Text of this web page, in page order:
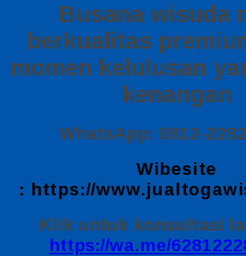
Busana wisuda
berkualitas
momen kelulusan
kenangan
WhatsApp: 0812-
Wibesite
: https://
Klik untuk konsultasi
https://wa.me/